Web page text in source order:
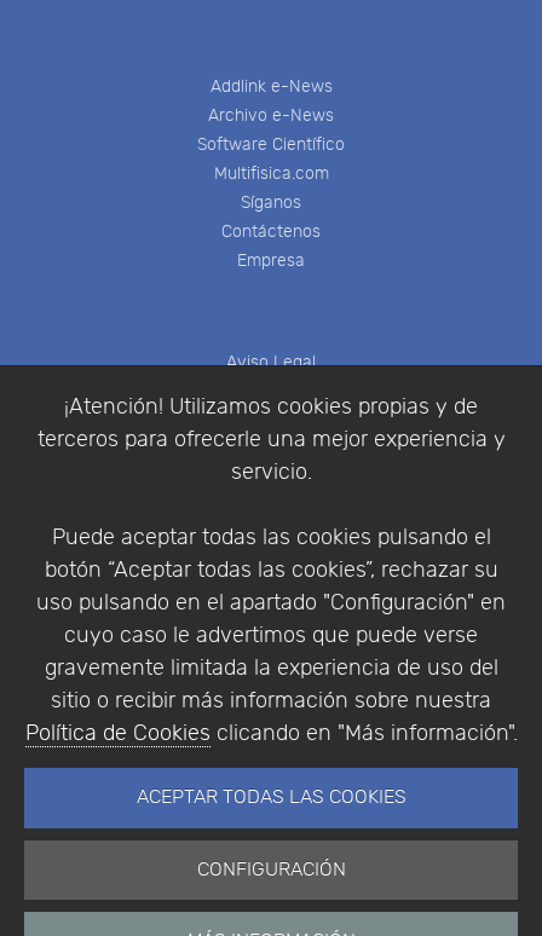
¡Atención! Utilizamos cookies propias y de
terceros para ofrecerle una mejor experiencia y
servicio.
Puede aceptar todas las cookies pulsando el
botón “Aceptar todas las cookies”, rechazar su
uso pulsando en el apartado "Configuración" en
cuyo caso le advertimos que puede verse
gravemente limitada la experiencia de uso del
sitio o recibir más información sobre nuestra
Política de Cookies clicando en "Más información".
ACEPTAR TODAS LAS COOKIES
CONFIGURACIÓN
Addlink e-News
Archivo e-News
Software Científico
Multifisica.com
Síganos
Contáctenos
Empresa
Aviso Legal
Condiciones de compra
Identificarse
Empresa|Aviso Legal| Política de Privacidad |
Política de Cookies
© Copyright 1994 - 2026. Addlink Software
Científico, S.L.
Portugal.